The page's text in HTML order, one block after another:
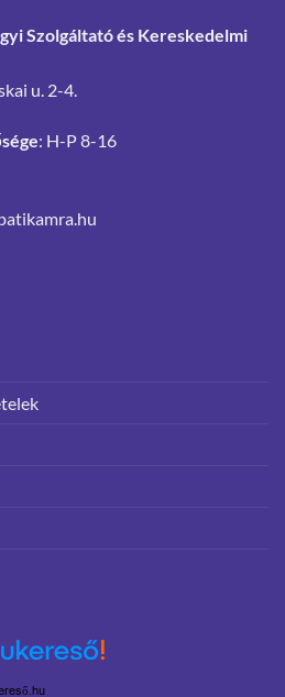
Szolgáltató és Kereskedelmi
u. 2-4.
: H-P 8-16